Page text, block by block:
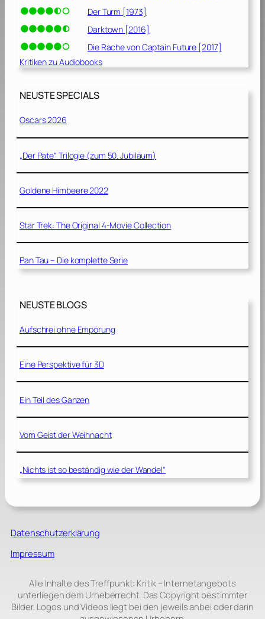
Der Turm [1973]
Darktown [2016]
Die Rache von Captain Future [2017]
Kritiken zu Audiobooks
NEUSTE SPECIALS
Oscars 2026
„Der Pate“ Trilogie (zum 50. Jubiläum)
Goldene Himbeere 2022
Star Trek: The Original 4-Movie Collection
Pan Tau – Die komplette Serie
NEUSTE BLOGS
Aufschrei ohne Empörung
Eine Perspektive für 3D
Ein Teil des Ganzen
Vom Geist der Weihnacht
„Nichts ist so beständig wie der Wandel“
Datenschutzerklärung
Impressum
Alle Inhalte des Treffpunkt: Kritik – Internetangebots
unterliegen dem Urheberrecht. Das Copyright bestimmter
Bilder, Logos und Videos liegt bei den jeweils anbei oder darin